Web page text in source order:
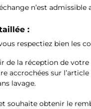
n’est admissible
:
respectiez bien les
de la réception de
accrochées sur
lavage.
et souhaite obtenir le